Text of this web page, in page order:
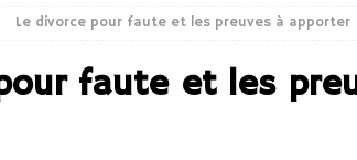
Le divorce pour faute et les preuves à apporter
faute et les